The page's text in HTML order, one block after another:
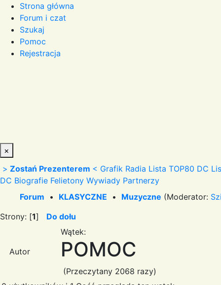
Strona główna
Forum i czat
Szukaj
Pomoc
Rejestracja
×
> Zostań Prezenterem < Grafik Radia Lista TOP80 DC
DC Biografie Felietony Wywiady Partnerzy
Forum • KLASYCZNE • Muzyczne (Moderator:
Strony: [1] Do dołu
Autor
Wątek:
POMOC
(Przeczytany 2068 razy)